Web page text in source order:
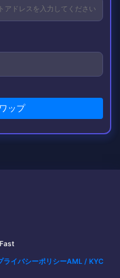
ップ
ライバシーポリシーAML / KYC